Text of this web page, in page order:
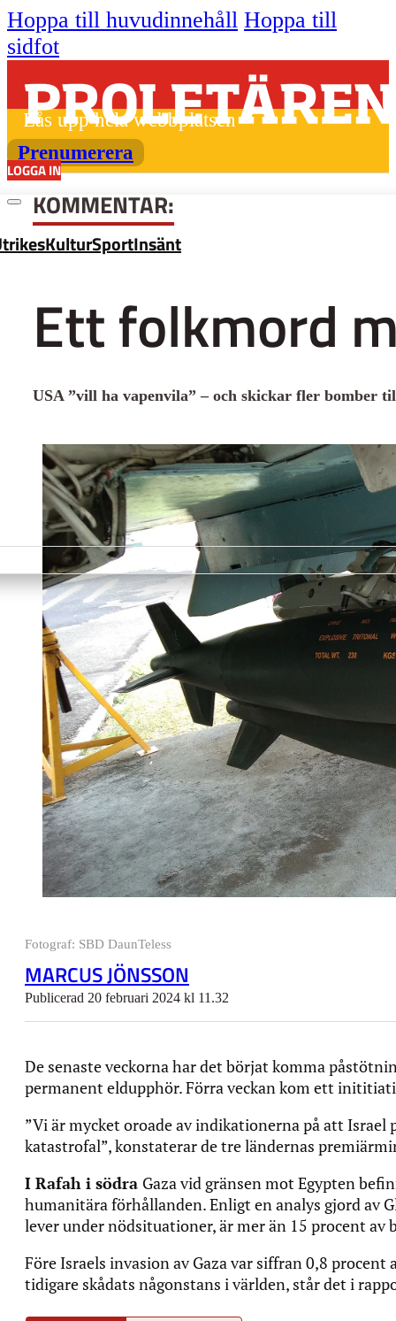
Hoppa till huvudinnehåll Hoppa till
sidfot
LOGGA IN
KulturSportInsänt
Lås upp hela webbplatsen
Prenumerera
KOMMENTAR:
Ett folkmord
USA ”vill ha vapenvila” – och skickar fler bomber
Fotograf: SBD DaunTeless
MARCUS JÖNSSON
Publicerad 20 februari 2024 kl 11.32
De senaste veckorna har det börjat komma
permanent eldupphör. Förra veckan kom ett
”Vi är mycket oroade av indikationerna på att
katastrofal”, konstaterar de tre ländernas
I Rafah i södra Gaza vid gränsen mot Egypten
humanitära förhållanden. Enligt en analys gjord av
lever under nödsituationer, är mer än 15 procent av
Före Israels invasion av Gaza var siffran 0,8
tidigare skådats någonstans i världen, står det i